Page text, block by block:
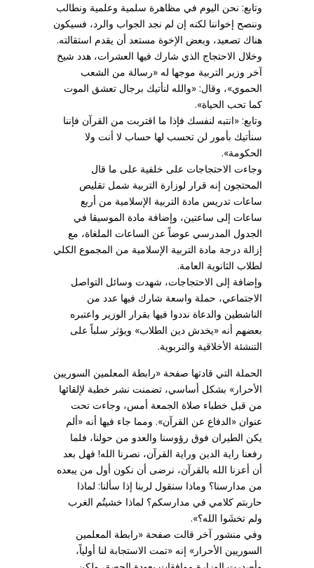
وتابع: نحن اليوم في مظاهرة سلمية وعلمية ونطالب
وننصح إخواننا لكنه إن لم نجد الجواب والرد، فسيكون
هناك تصعيد، وبعض الإخوة مستعد أن يقدم استقالته.
وخلال الاحتجاج الذي شارك فيها العشرات، هدد شيخ
آخر وزير التربية موجها له «رسالة من الشعب
الحموي»، وقال: «والله لنأتيك برجال تعشق الموت
كما تحب الحياة».
وتابع: «انتبه لنفسك فإذا ما اقتربت من القرآن فإننا
سنأتيك بأمور لن تحسب لها حساب لا أنت ولا
الحكومة».
وجاءت الاحتجاجات على خلفية على ما قال
المحتجون إنه قرار لوزارة التربية شمل تقليص
ساعات تدريس مادة التربية الإسلامية من أربع
ساعات إلى ساعتين، وإضافة مادة الموسيقا في
الجدول المدرسي عوضاً عن الساعات الملغاة، مع
إزالة درجة مادة التربية الإسلامية من المجموع الكلي
لطلاب الثانوية العامة.
وإضافة إلى الاحتجاجات، شهدت وسائل التواصل
الاجتماعي، حملة واسعة شارك فيها عدد من
الناشطين والدعاة نددوا فيها بقرار الوزير واعتبره
بعضهم أنه «يخدش دين الطلاب» ويؤثر سلباً على
التنشئة الأخلاقية والتربوية.
الحملة التي قادتها صفحة «رابطة المعلمين السوريين
الأحرار» بشكل أساسي، تضمنت نشر خطبة لإلقائها
من قبل خطباء صلاة الجمعة أمس، وجاءت تحت
عنوان «الدفاع عن القرآن». ومما جاء فيها أنه «ألم
يكن الطيران فوق رؤوسنا والعدو من حولنا، فلما
رفعنا راية الدين وراية القرآن، نصرنا الله! فهل بعد
أن أعزنا الله بالقرآن، نرضى أن نكون أول من يبعده
من مدارسنا؟ وماذا سنقول لربنا إذا سألنا: لماذا
حاربتم كلامي في مدارسكم؟ لماذا خشيتُم الغرب
ولم تخشَوا الله؟».
وفي منشور آخر قالت صفحة «رابطة المعلمين
السوريين الأحرار» إنه «تمت الاستجابة لنا أولياً،